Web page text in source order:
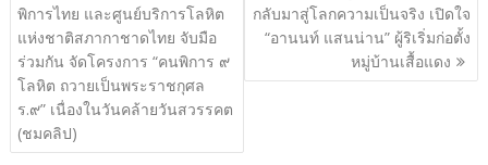
o
k
n
k
เรื่อง
พิการไทย และศูนย์บริการโลหิต
แห่งชาติสภากาชาดไทย จับมือ
ร่วมกัน จัดโครงการ “คนพิการ ๙
โลหิต ถวายเป็นพระราชกุศล
ร.๙” เนื่องในวันคล้ายวันสวรรคต
(ชมคลิป)
กลับมาสู่โลกความเป็นจริง เปิดใจ
“อานนท์ แสนน่าน” ผู้ริเริ่มก่อตั้ง
หมู่บ้านเสื้อแดง